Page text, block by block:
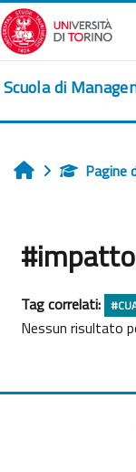
Vai al contenuto
Scuola di
HomePagine
Tag correlati:
Nessun risultato